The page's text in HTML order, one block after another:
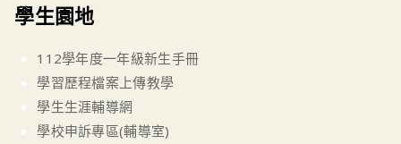
學生園地
112學年度一年級新生手冊
學習歷程檔案上傳教學
學生生涯輔導網
學校申訴專區(輔導室)